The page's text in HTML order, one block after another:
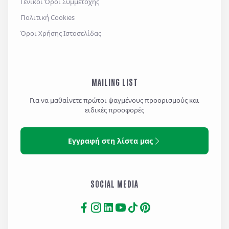
Πολιτική Cookies
Όροι Χρήσης Ιστοσελίδας
MAILING LIST
Για να μαθαίνετε πρώτοι ψαγμένους προορισμούς και
ειδικές προσφορές
Εγγραφή στη λίστα μας
SOCIAL MEDIA